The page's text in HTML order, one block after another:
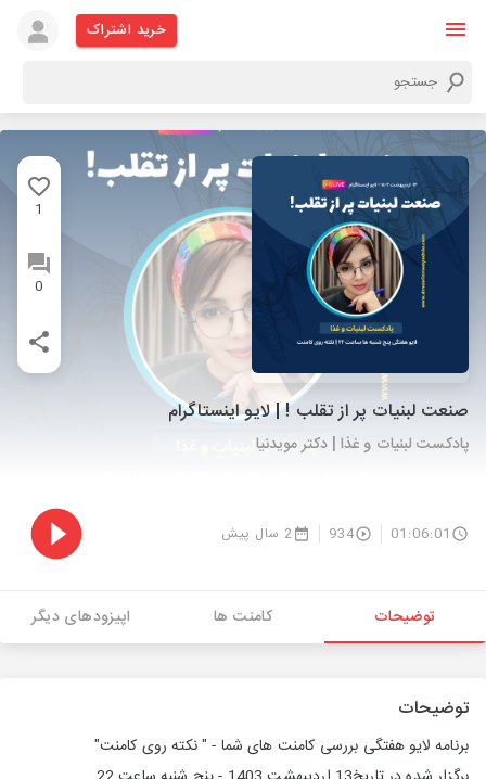
خرید اشتراک
1
0
صنعت لبنیات پر از تقلب ! | لایو اینستاگرام
پادکست لبنیات و غذا | دکتر مویدنیا
01:06:01
934 2 سال پیش
توضیحات کامنت ها اپیزودهای دیگر
توضیحات
برنامه لایو هفتگی بررسی کامنت های شما - " نکته روی کامنت"